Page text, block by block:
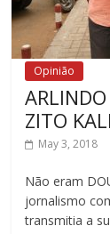
Opinião
ZITO
May 3, 2018
Não eram
jornalismo
transmitia a